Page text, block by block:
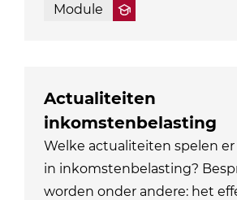
Module
Actualiteiten
inkomstenbelasting
Welke actualiteiten spelen
in inkomstenbelasting?
worden onder andere: het